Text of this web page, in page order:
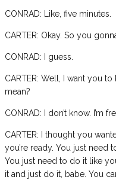
CONRAD: Like, five minutes.
CARTER: Okay. So you
CONRAD: I guess.
CARTER: Well, I want you
mean?
CONRAD: I don’t know. I’m
CARTER: I thought you
you’re ready. You just need
You just need to do it like
it and just do it, babe. You